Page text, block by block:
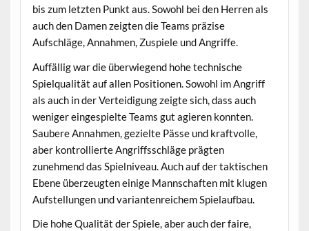
bis zum letzten Punkt aus. Sowohl bei den Herren als
auch den Damen zeigten die Teams präzise
Aufschläge, Annahmen, Zuspiele und Angriffe.
Auffällig war die überwiegend hohe technische
Spielqualität auf allen Positionen. Sowohl im Angriff
als auch in der Verteidigung zeigte sich, dass auch
weniger eingespielte Teams gut agieren konnten.
Saubere Annahmen, gezielte Pässe und kraftvolle,
aber kontrollierte Angriffsschläge prägten
zunehmend das Spielniveau. Auch auf der taktischen
Ebene überzeugten einige Mannschaften mit klugen
Aufstellungen und variantenreichem Spielaufbau.
Die hohe Qualität der Spiele, aber auch der faire,